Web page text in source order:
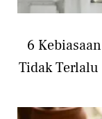
6
Tidak Terlalu